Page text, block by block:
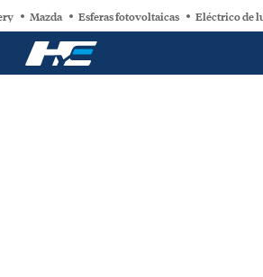
Mazda Esferas fotovoltaicas Eléctrico de